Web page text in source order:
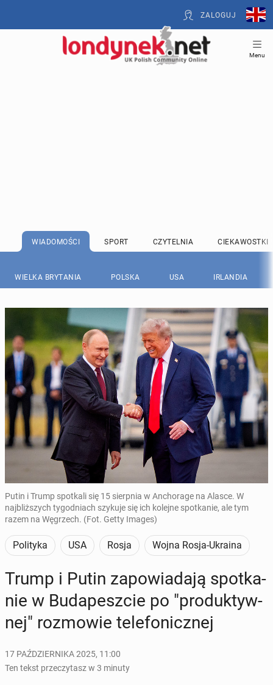
ZALOGUJ
Menu
WIADOMOŚCI SPORT CZYTELNIA CIEKAWOSTKI
WIELKA BRYTANIA POLSKA USA IRLANDIA
Putin i Trump spotkali się 15 sierpnia w Anchorage na Alasce. W
najbliższych tygodniach szykuje się ich kolejne spotkanie, ale tym
razem na Węgrzech. (Fot. Getty Images)
Polityka USA Rosja Wojna Rosja-Ukraina
Trump i Putin za­po­wia­da­ją spo­tka­
nie w Bu­da­pesz­cie po "pro­duk­tyw­
nej" roz­mo­wie te­le­fo­nicz­nej
17 PAŹDZIERNIKA 2025, 11:00
Ten tekst przeczytasz w 3 minuty